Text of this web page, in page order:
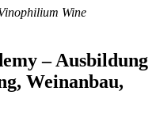
Wine
– Ausbildung
Weinanbau,